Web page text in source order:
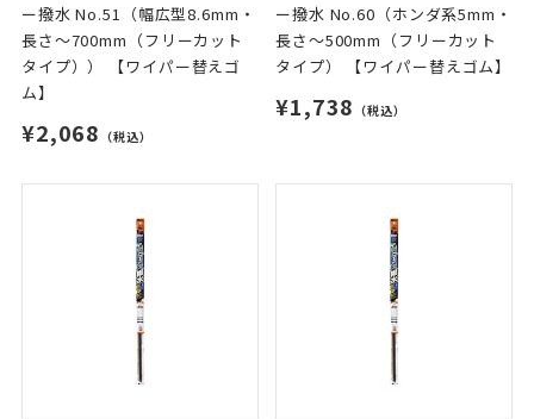
ー撥水 No.51（幅広型8.6mm・
長さ～700mm（フリーカット
タイプ）） 【ワイパー替えゴ
ム】
¥2,068 （税込）
ー撥水 No.60（ホンダ系5mm・
長さ～500mm（フリーカット
タイプ） 【ワイパー替えゴム】
¥1,738 （税込）